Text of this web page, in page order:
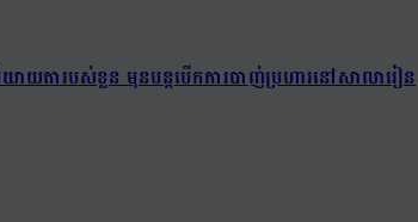
យាយតារបស់ខ្លួន មុនបន្តបើកការបាញ់ប្រហារនៅសាលារៀន